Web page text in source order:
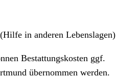
in anderen Lebenslagen)
Bestattungskosten ggf.
übernommen werden.